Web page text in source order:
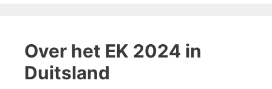
Over het EK 2024 in
Duitsland